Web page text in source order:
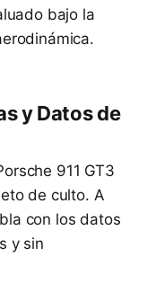
bajo la
y Datos de
911 GT3
de culto. A
con los datos
y sin